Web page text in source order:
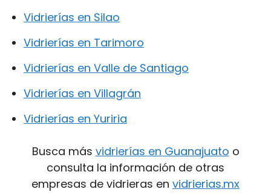
Vidrierías en Silao
Vidrierías en Tarimoro
Vidrierías en Valle de Santiago
Vidrierías en Villagrán
Vidrierías en Yuriria
Busca más vidrierías en Guanajuato o
consulta la información de otras
empresas de vidrieras en vidrierias.mx